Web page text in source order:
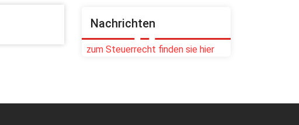
Nachrichten
zum Steuerrecht finden sie hier